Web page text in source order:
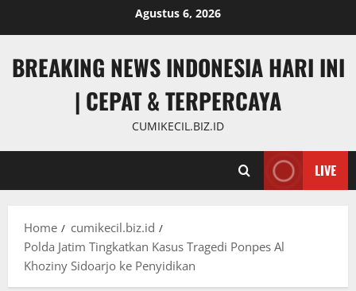
Agustus 6, 2026
BREAKING NEWS INDONESIA HARI INI
| CEPAT & TERPERCAYA
CUMIKECIL.BIZ.ID
LIVE
Home
cumikecil.biz.id
Polda Jatim Tingkatkan Kasus Tragedi Ponpes Al
Khoziny Sidoarjo ke Penyidikan